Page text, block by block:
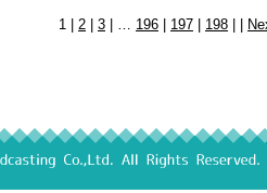
1 | 2 3 | … 196 197 198